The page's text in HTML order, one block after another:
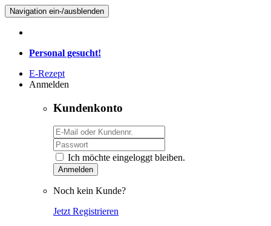
Navigation ein-/ausblenden
Personal gesucht!
E-Rezept
Anmelden
Kundenkonto
Ich möchte eingeloggt bleiben.
Anmelden
Noch kein Kunde?
Jetzt Registrieren